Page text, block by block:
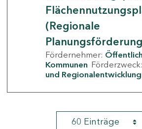
(Regionale
Fördernehmer:
Kommunen Förderzweck:
und Regionalentwicklung
60 Einträge